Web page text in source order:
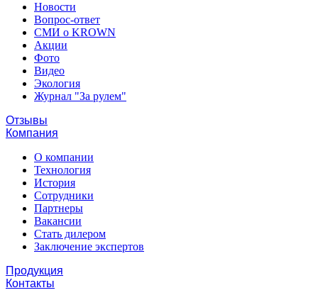
Новости
Вопрос-ответ
СМИ о KROWN
Акции
Фото
Видео
Экология
Журнал "За рулем"
Отзывы
Компания
О компании
Технология
История
Сотрудники
Партнеры
Вакансии
Стать дилером
Заключение экспертов
Продукция
Контакты